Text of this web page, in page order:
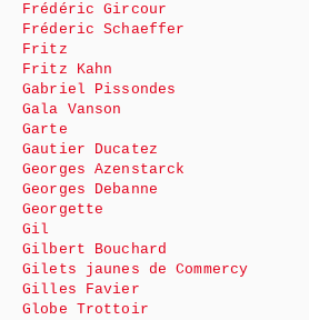
Frédéric Gircour
Fréderic Schaeffer
Fritz
Fritz Kahn
Gabriel Pissondes
Gala Vanson
Garte
Gautier Ducatez
Georges Azenstarck
Georges Debanne
Georgette
Gil
Gilbert Bouchard
Gilets jaunes de Commercy
Gilles Favier
Globe Trottoir